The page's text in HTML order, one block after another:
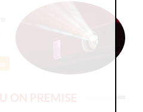
ON PREMISE